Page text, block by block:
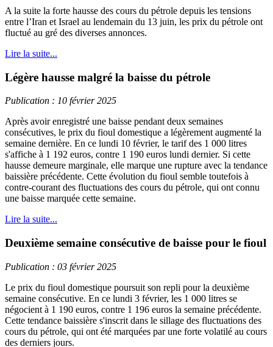
A la suite la forte hausse des cours du pétrole depuis les tensions
entre l’Iran et Israel au lendemain du 13 juin, les prix du pétrole ont
fluctué au gré des diverses annonces.
Lire la suite...
Légère hausse malgré la baisse du pétrole
Publication : 10 février 2025
Après avoir enregistré une baisse pendant deux semaines
consécutives, le prix du fioul domestique a légèrement augmenté la
semaine dernière. En ce lundi 10 février, le tarif des 1 000 litres
s'affiche à 1 192 euros, contre 1 190 euros lundi dernier. Si cette
hausse demeure marginale, elle marque une rupture avec la tendance
baissière précédente. Cette évolution du fioul semble toutefois à
contre-courant des fluctuations des cours du pétrole, qui ont connu
une baisse marquée cette semaine.
Lire la suite...
Deuxième semaine consécutive de baisse pour le fioul
Publication : 03 février 2025
Le prix du fioul domestique poursuit son repli pour la deuxième
semaine consécutive. En ce lundi 3 février, les 1 000 litres se
négocient à 1 190 euros, contre 1 196 euros la semaine précédente.
Cette tendance baissière s'inscrit dans le sillage des fluctuations des
cours du pétrole, qui ont été marquées par une forte volatilé au cours
des derniers jours.